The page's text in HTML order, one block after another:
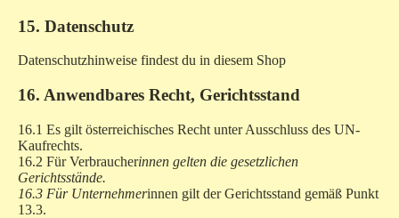
15. Datenschutz
Datenschutzhinweise findest du in diesem Shop
16. Anwendbares Recht, Gerichtsstand
16.1 Es gilt österreichisches Recht unter Ausschluss des UN-
Kaufrechts.
16.2 Für Verbraucherinnen gelten die gesetzlichen
Gerichtsstände.
16.3 Für Unternehmerinnen gilt der Gerichtsstand gemäß Punkt
13.3.